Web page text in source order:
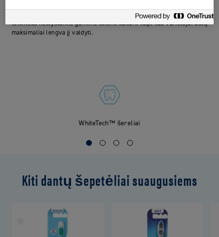
apnašų. Geresnis dantų paviršiaus nuvalymas. Ovalo formos galvutė,
išlenktas neslystantis guminis kotelis sukurti taip, kad vartotojui būtų
maksimaliai lengva jį valdyti.
WhiteTech™ šereliai
Kiti dantų šepetėliai suaugusiems